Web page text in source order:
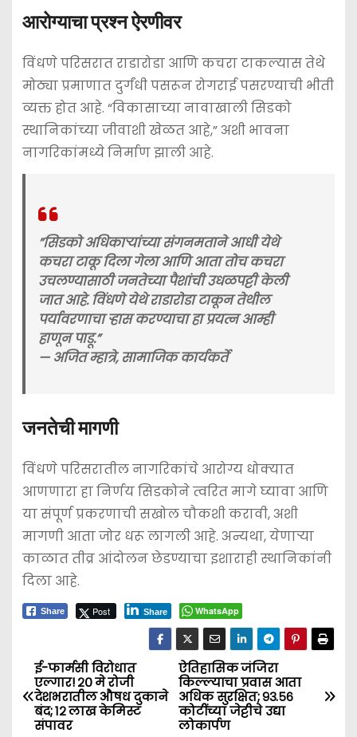
​आरोग्याचा प्रश्न ऐरणीवर
​विंधणे परिसरात राडारोडा आणि कचरा टाकल्यास तेथे
मोठ्या प्रमाणात दुर्गंधी पसरून रोगराई पसरण्याची भीती
व्यक्त होत आहे. “विकासाच्या नावाखाली सिडको
स्थानिकांच्या जीवाशी खेळत आहे,” अशी भावना
नागरिकांमध्ये निर्माण झाली आहे.
​”सिडको अधिकाऱ्यांच्या संगनमताने आधी येथे
कचरा टाकू दिला गेला आणि आता तोच कचरा
उचलण्यासाठी जनतेच्या पैशांची उधळपट्टी केली
जात आहे. विंधणे येथे राडारोडा टाकून तेथील
पर्यावरणाचा ऱ्हास करण्याचा हा प्रयत्न आम्ही
हाणून पाडू.”
— अजित म्हात्रे, सामाजिक कार्यकर्ते
​जनतेची मागणी
​विंधणे परिसरातील नागरिकांचे आरोग्य धोक्यात
आणणारा हा निर्णय सिडकोने त्वरित मागे घ्यावा आणि
या संपूर्ण प्रकरणाची सखोल चौकशी करावी, अशी
मागणी आता जोर धरू लागली आहे. अन्यथा, येणाऱ्या
काळात तीव्र आंदोलन छेडण्याचा इशाराही स्थानिकांनी
दिला आहे.
Share Post Share WhatsApp
P
o
ऐतिहासिक जंजिरा
किल्ल्याचा प्रवास आता
अधिक सुरक्षित; ९३.५६
कोटींच्या जेट्टीचे उद्या
लोकार्पण
ई-फार्मसी विरोधात
एल्गार! २० मे रोजी
देशभरातील औषध दुकाने
बंद; १२ लाख केमिस्ट
संपावर